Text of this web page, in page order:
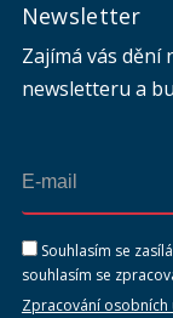
Newsletter
Zajímá vás dění
newsletteru a
Souhlasím se
souhlasím se
Zpracování osobních